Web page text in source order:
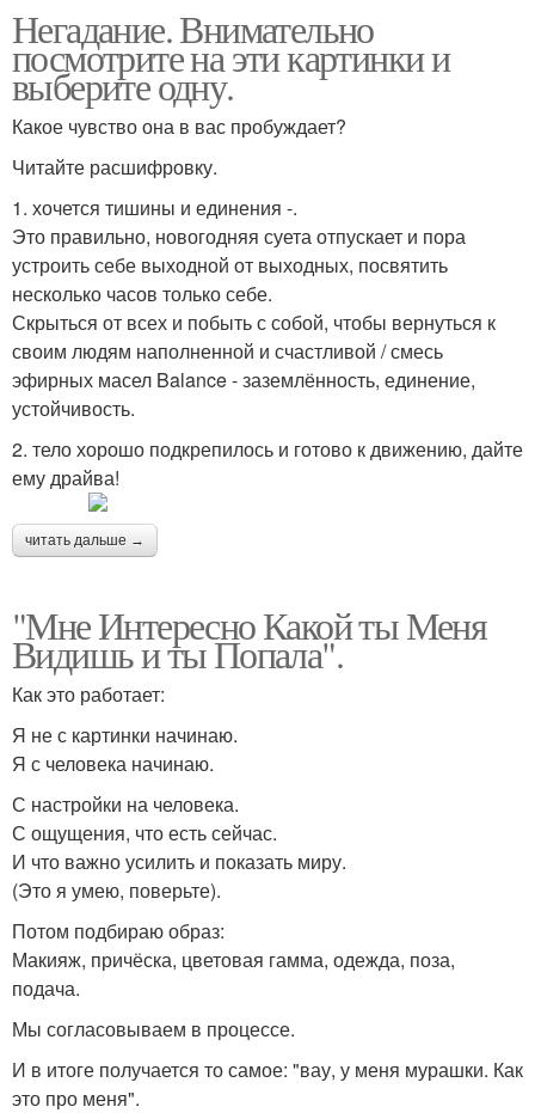
Негадание. Внимательно
посмотрите на эти картинки и
выберите одну.
Какое чувство она в вас пробуждает?
Читайте расшифровку.
1. хочется тишины и единения -.
Это правильно, новогодняя суета отпускает и пора
устроить себе выходной от выходных, посвятить
несколько часов только себе.
Скрыться от всех и побыть с собой, чтобы вернуться к
своим людям наполненной и счастливой / смесь
эфирных масел Balance - заземлённость, единение,
устойчивость.
2. тело хорошо подкрепилось и готово к движению, дайте
ему драйва!
читать дальше →
"Мне Интересно Какой ты Меня
Видишь и ты Попала".
Как это работает:
Я не с картинки начинаю.
Я с человека начинаю.
С настройки на человека.
С ощущения, что есть сейчас.
И что важно усилить и показать миру.
(Это я умею, поверьте).
Потом подбираю образ:
Макияж, причёска, цветовая гамма, одежда, поза,
подача.
Мы согласовываем в процессе.
И в итоге получается то самое: "вау, у меня мурашки. Как
это про меня".